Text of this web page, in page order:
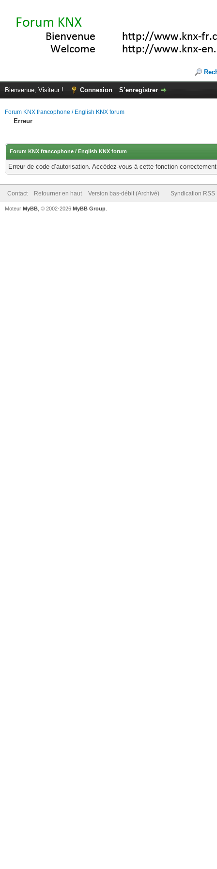
Bienvenue, Visiteur ! Connexion S’enregistrer
Forum KNX francophone / English KNX forum
Erreur
Forum KNX francophone / English KNX forum
Erreur de code d’autorisation. Accédez-vous à cette fonction
Contact Retourner en haut Version bas-débit (Archivé) Syndication RSS
Moteur MyBB , © 2002-2026 MyBB Group